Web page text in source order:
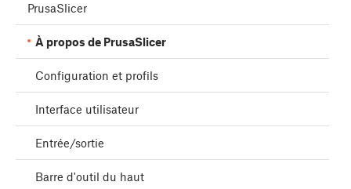
PrusaSlicer
À propos de PrusaSlicer
Configuration et profils
Interface utilisateur
Entrée/sortie
Barre d'outil du haut